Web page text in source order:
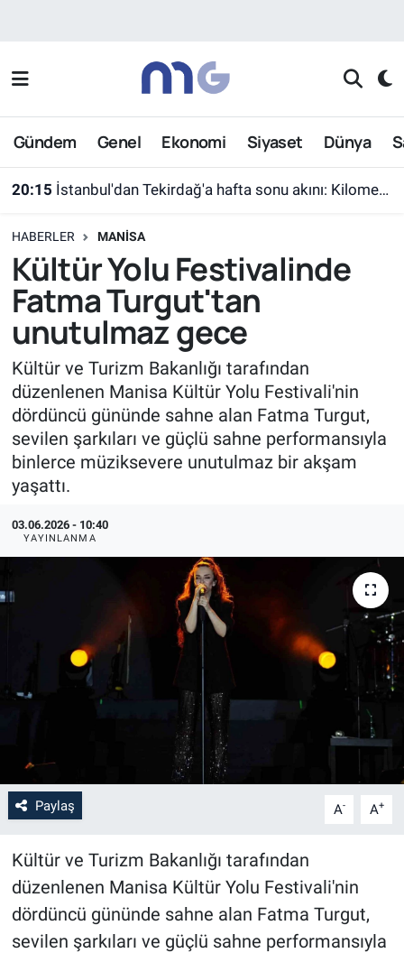
Gündem Genel Ekonomi Siyaset Dünya
20:15 İstanbul'dan Tekirdağ'a hafta sonu akını: Kilometrelerce araç kuyruğu
HABERLER MANISA
Kültür Yolu Festivalinde
Fatma Turgut'tan
unutulmaz gece
Kültür ve Turizm Bakanlığı tarafından
düzenlenen Manisa Kültür Yolu Festivali'nin
dördüncü gününde sahne alan Fatma Turgut,
sevilen şarkıları ve güçlü sahne performansıyla
binlerce müziksevere unutulmaz bir akşam
yaşattı.
03.06.2026 - 10:40
YAYINLANMA
Paylaş A- A+
Kültür ve Turizm Bakanlığı tarafından
düzenlenen Manisa Kültür Yolu Festivali'nin
dördüncü gününde sahne alan Fatma Turgut,
sevilen şarkıları ve güçlü sahne performansıyla
Nöbetçi Eczaneler
Hava Durumu
Süper Lig Puan Durumu ve Fikstür
Tüm Manşetler
Son Dakika Haberleri
Haber Arşivi